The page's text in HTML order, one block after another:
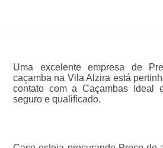
Uma excelente empresa de
caçamba na Vila Alzira está
contato com a Caçambas Ideal
seguro e qualificado.